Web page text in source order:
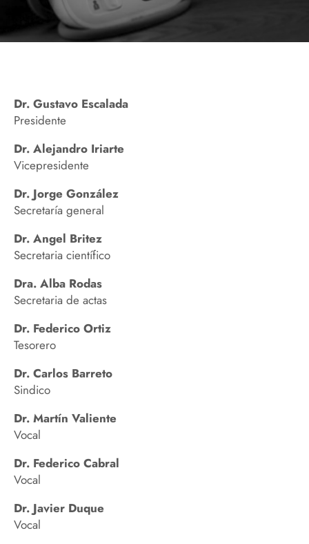
Dr. Gustavo Escalada
Presidente
Dr. Alejandro Iriarte
Vicepresidente
Dr. Jorge González
Secretaría general
Dr. Angel Britez
Secretaria científico
Dra. Alba Rodas
Secretaria de actas
Dr. Federico Ortiz
Tesorero
Dr. Carlos Barreto
Sindico
Dr. Martín Valiente
Vocal
Dr. Federico Cabral
Vocal
Dr. Javier Duque
Vocal